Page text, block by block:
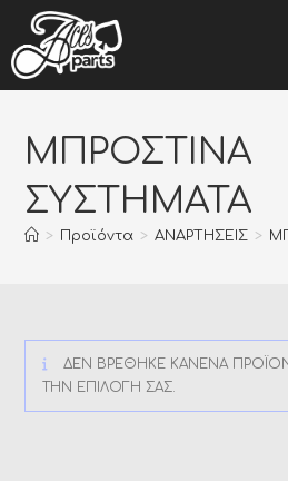
ΜΠΡΟΣΤΙΝΑ
ΣΥΣΤΗΜΑΤΑ
> Προϊόντα > ΑΝΑΡΤΗΣΕΙΣ >
ΔΕΝ ΒΡΈΘΗΚΕ ΚΑΝΈΝΑ ΠΡΟΪΌΝ
ΤΗΝ ΕΠΙΛΟΓΉ ΣΑΣ.